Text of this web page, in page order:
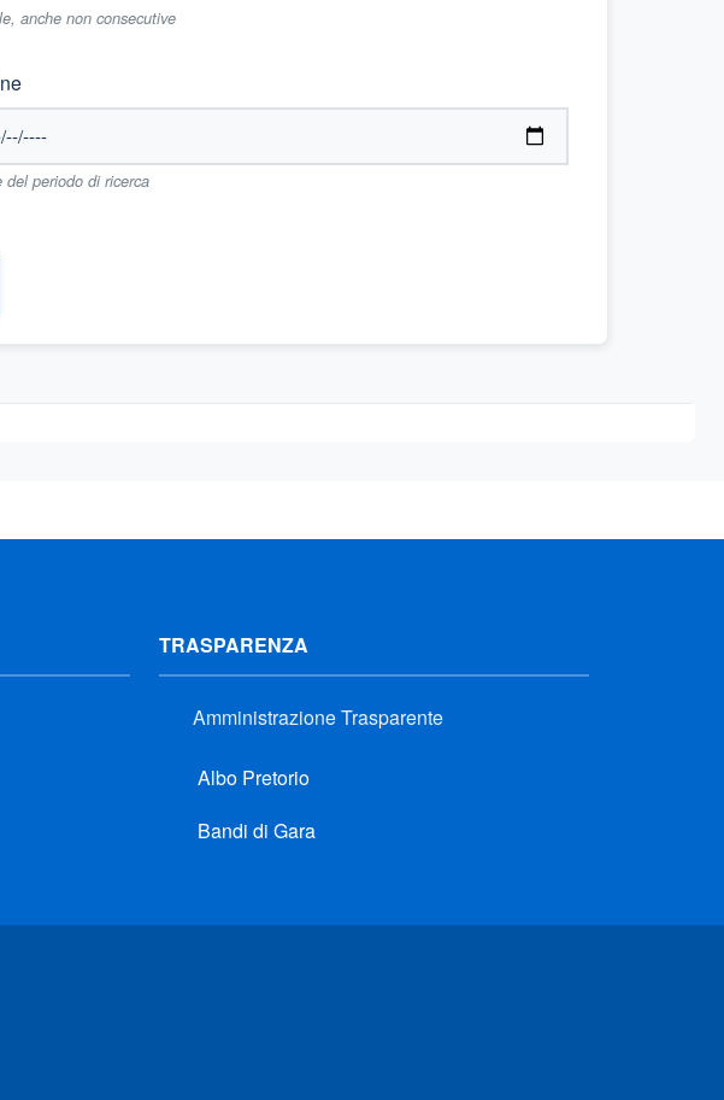
anche non consecutive
del periodo di ricerca
TRASPARENZA
Amministrazione Trasparente
Albo Pretorio
Bandi di Gara